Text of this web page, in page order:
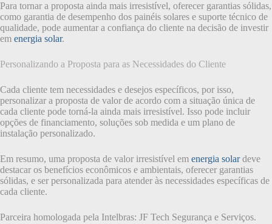
Para tornar a proposta ainda mais irresistível, oferecer garantias sólidas,
como garantia de desempenho dos painéis solares e suporte técnico de
qualidade, pode aumentar a confiança do cliente na decisão de investir
em energia solar.
Personalizando a Proposta para as Necessidades do Cliente
Cada cliente tem necessidades e desejos específicos, por isso,
personalizar a proposta de valor de acordo com a situação única de
cada cliente pode torná-la ainda mais irresistível. Isso pode incluir
opções de financiamento, soluções sob medida e um plano de
instalação personalizado.
Em resumo, uma proposta de valor irresistível em energia solardeve
destacar os benefícios econômicos e ambientais, oferecer garantias
sólidas, e ser personalizada para atender às necessidades específicas de
cada cliente.
Parceira homologada pela Intelbras: JF Tech Segurança e Serviços.